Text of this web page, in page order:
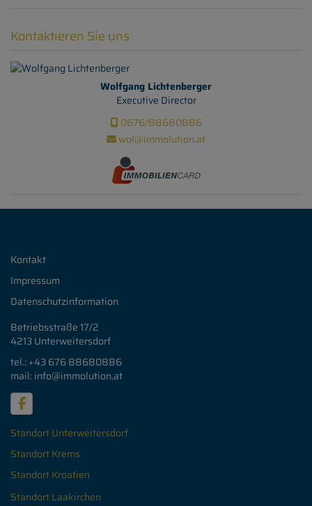
Kontaktieren Sie uns
Wolfgang Lichtenberger
Executive Director
0676/88680886
wol@immolution.at
Kontakt
Impressum
Datenschutzinformation
Betriebsstraße 17/2
4213 Unterweitersdorf
tel.: +43 67688680886
mail: info@immolution.at
Standort Unterweitersdorf
Standort Krems
Standort Kroatien
Standort Laakirchen